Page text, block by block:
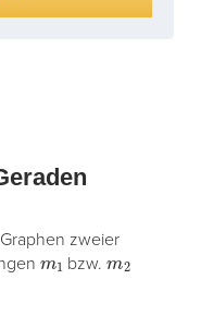
zweier
m1 bzw.m